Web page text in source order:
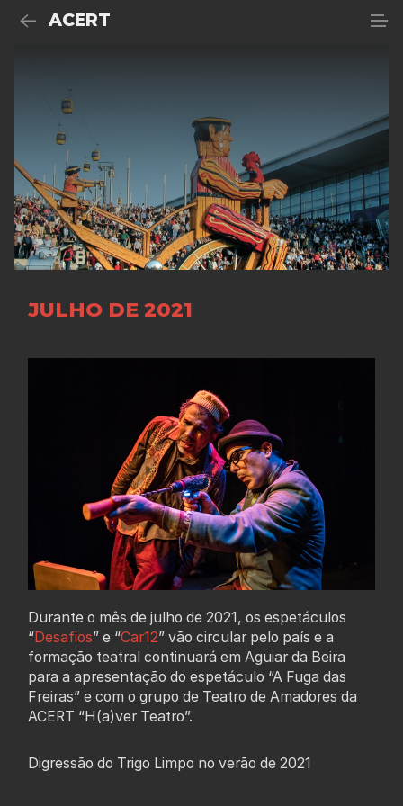
ACERT
JULHO DE 2021
Durante o mês de julho de 2021, os espetáculos
“Desafios” e “Car12” vão circular pelo país e a
formação teatral continuará em Aguiar da Beira
para a apresentação do espetáculo “A Fuga das
Freiras” e com o grupo de Teatro de Amadores da
ACERT “H(a)ver Teatro”.
Digressão do Trigo Limpo no verão de 2021